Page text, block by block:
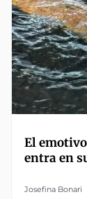
El
entra en
Josefina Bonari